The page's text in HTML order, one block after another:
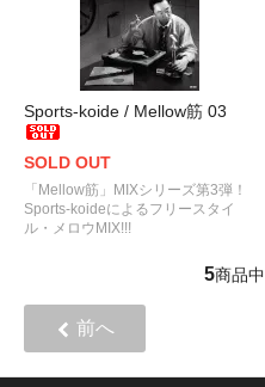
Sports-koide / Mellow筋 03
SOLD OUT
「Mellow筋」MIXシリーズ第3弾！
Sports-koideによるフリースタイ
ル・メロウMIX!!!
5商品中
前へ